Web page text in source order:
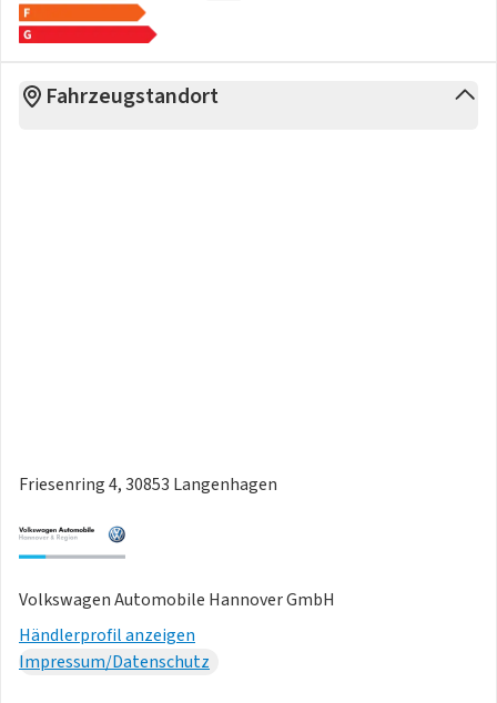
Fahrzeugstandort
Friesenring 4, 30853 Langenhagen
Volkswagen Automobile Hannover GmbH
Händlerprofil anzeigen
Impressum/Datenschutz